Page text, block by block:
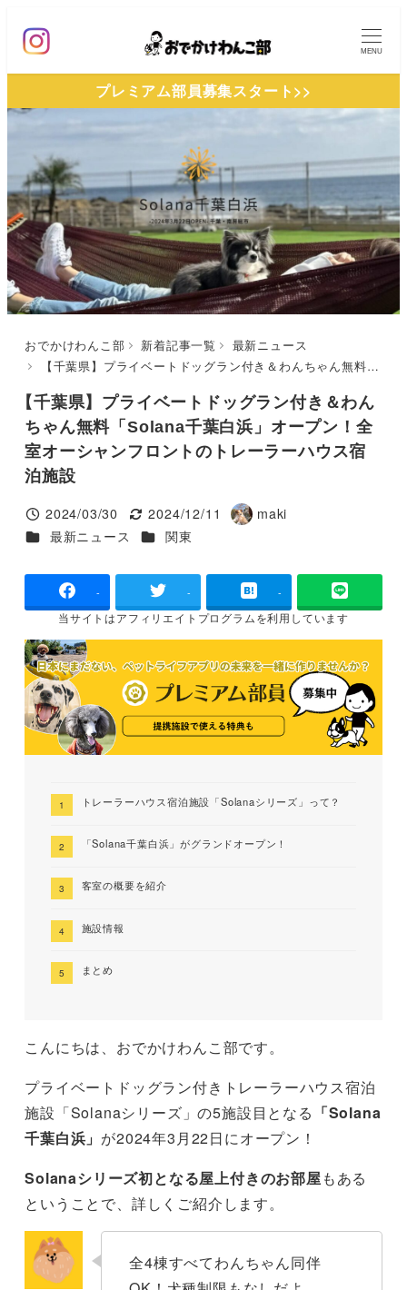
ン
ン
ン
ツ
へ
移
動
MENU
プレミアム部員募集スタート>>
おでかけわんこ部 新着記事一覧
最新ニュース
【千葉県】プライベートドッグラン付き＆わんちゃん無料「Solana千葉白浜」オープン！全室オーシャンフロントのトレーラーハウス宿泊施設
【千葉県】プライベートドッグラン付き＆わん
ちゃん無料「Solana千葉白浜」オープン！全
室オーシャンフロントのトレーラーハウス宿
泊施設
投稿日
2024/03/30
更新日
2024/12/11
著
maki
カテゴリー
最新ニュース カテゴリー
関東
- - -
当サイトはアフィリエイトプログラムを利用しています
トレーラーハウス宿泊施設「Solanaシリーズ」って？
「Solana千葉白浜」がグランドオープン！
客室の概要を紹介
施設情報
まとめ
こんにちは、おでかけわんこ部です。
プライベートドッグラン付きトレーラーハウス宿泊
施設「Solanaシリーズ」の5施設目となる 「Solana
千葉白浜」 が2024年3月22日にオープン！
Solanaシリーズ初となる屋上付きのお部屋もある
ということで、詳しくご紹介します。
全4棟すべてわんちゃん同伴